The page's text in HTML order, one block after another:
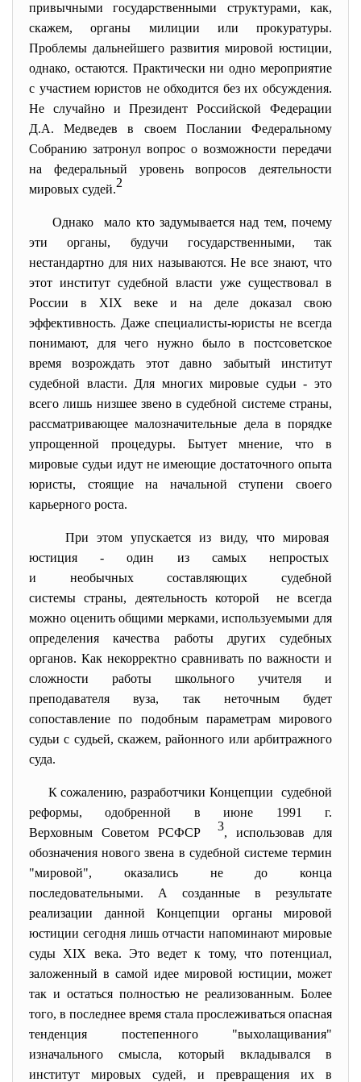
привычными государственными структурами, как,
скажем, органы милиции или прокуратуры.
Проблемы дальнейшего развития мировой юстиции,
однако, остаются. Практически ни одно мероприятие
с участием юристов не обходится без их обсуждения.
Не случайно и Президент Российской Федерации
Д.А. Медведев в своем Послании Федеральному
Собранию затронул вопрос о возможности передачи
на федеральный уровень вопросов деятельности
мировых судей.2
Однако мало кто задумывается над тем, почему
эти органы, будучи государственными, так
нестандартно для них называются. Не все знают, что
этот институт судебной власти уже существовал в
России в XIX веке и на деле доказал свою
эффективность. Даже специалисты-юристы не всегда
понимают, для чего нужно было в постсоветское
время возрождать этот давно забытый институт
судебной власти. Для многих мировые судьи - это
всего лишь низшее звено в судебной системе страны,
рассматривающее малозначительные дела в порядке
упрощенной процедуры. Бытует мнение, что в
мировые судьи идут не имеющие достаточного опыта
юристы, стоящие на начальной ступени своего
карьерного роста.
При этом упускается из виду, что мировая
юстиция - один из самых непростых
и необычных составляющих судебной
системы страны, деятельность которой не всегда
можно оценить общими мерками, используемыми для
определения качества работы других судебных
органов. Как некорректно сравнивать по важности и
сложности работы школьного учителя и
преподавателя вуза, так неточным будет
сопоставление по подобным параметрам мирового
судьи с судьей, скажем, районного или арбитражного
суда.
К сожалению, разработчики Концепции судебной
реформы, одобренной в июне 1991 г.
Верховным Советом РСФСР
3, использовав для
обозначения нового звена в судебной системе термин
"мировой", оказались не до конца
последовательными. А созданные в результате
реализации данной Концепции органы мировой
юстиции сегодня лишь отчасти напоминают мировые
суды XIX века. Это ведет к тому, что потенциал,
заложенный в самой идее мировой юстиции, может
так и остаться полностью не реализованным. Более
того, в последнее время стала прослеживаться опасная
тенденция постепенного "выхолащивания"
изначального смысла, который вкладывался в
институт мировых судей, и превращения их в